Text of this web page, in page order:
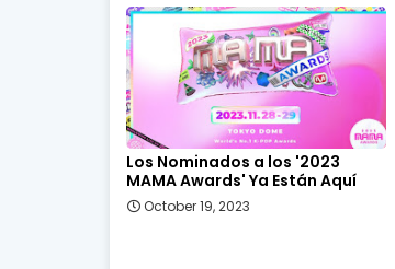
Los Nominados a los '2023
MAMA Awards' Ya Están Aquí
October 19, 2023